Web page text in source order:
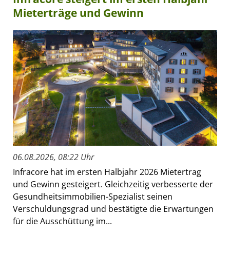
Mieterträge und Gewinn
06.08.2026, 08:22 Uhr
Infracore hat im ersten Halbjahr 2026 Mietertrag
und Gewinn gesteigert. Gleichzeitig verbesserte der
Gesundheitsimmobilien-Spezialist seinen
Verschuldungsgrad und bestätigte die Erwartungen
für die Ausschüttung im...